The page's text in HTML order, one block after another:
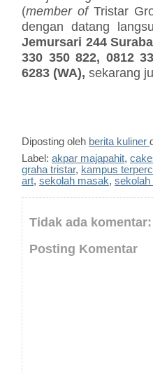
(member ofTristar
dengan datang
Jemursari 244
330 350 822, 0812
6283 (WA), sekarang
Diposting oleh berita kuliner
Label: akpar majapahit,
graha tristar, kampus
art, sekolah masak, sekolah
Tidak ada komentar:
Posting Komentar